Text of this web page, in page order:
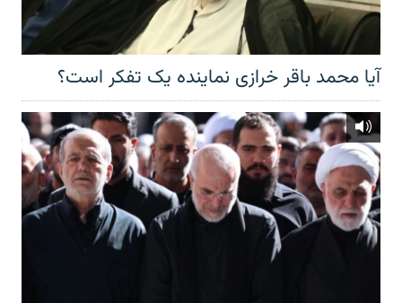
آیا محمد باقر خرازی نماینده یک تفکر است؟